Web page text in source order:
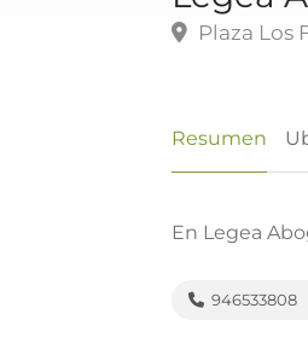
Plaza Los
Resumen
En Legea
946533808